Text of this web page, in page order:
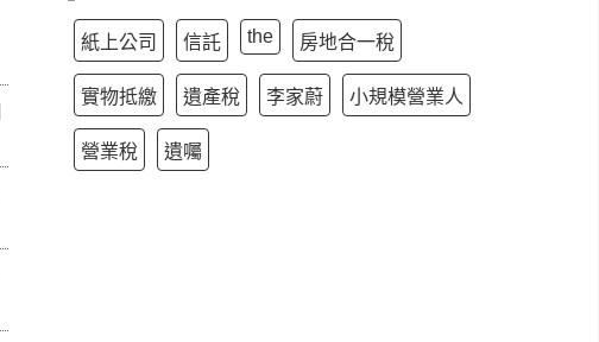
紙上公司 信託 the 房地合一稅
實物抵繳 遺產稅 李家蔚 小規模營業人
營業稅 遺囑